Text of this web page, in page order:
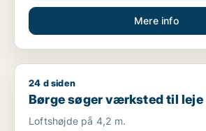
Mere info
Børge søger værksted til leje i
24 d siden
Børge søger værksted til
Loftshøjde på 4,2 m.